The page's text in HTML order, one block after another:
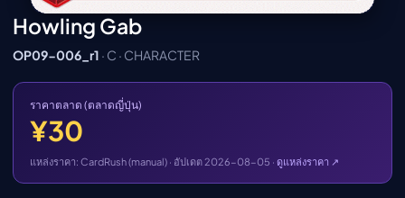
Howling Gab
OP09-006_r1 · C · CHARACTER
ราคาตลาด (ตลาดญี่ปุ่น)
¥30
แหล่งราคา: CardRush (manual) · อัปเดต 2026-08-05 · ดูแหล่งราคา ↗